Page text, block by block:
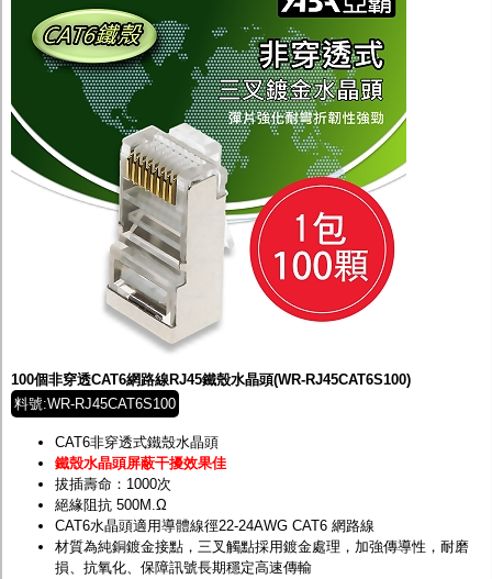
100個非穿透CAT6網路線RJ45鐵殼水晶頭(WR-RJ45CAT6S100)
料號:WR-RJ45CAT6S100
CAT6非穿透式鐵殼水晶頭
鐵殼水晶頭屏蔽干擾效果佳
拔插壽命：1000次
絕緣阻抗 500M.Ω
CAT6水晶頭適用導體線徑22-24AWG CAT6 網路線
材質為純銅鍍金接點，三叉觸點採用鍍金處理，加強傳導性，耐磨
損、抗氧化、保障訊號長期穩定高速傳輸